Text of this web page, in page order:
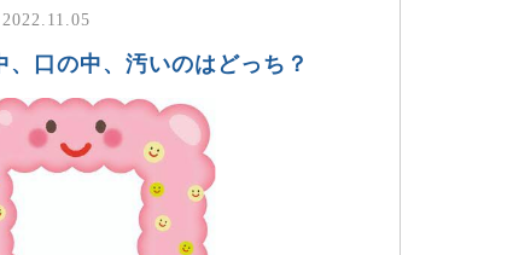
2022.11.05
口の中、汚いのはどっち？